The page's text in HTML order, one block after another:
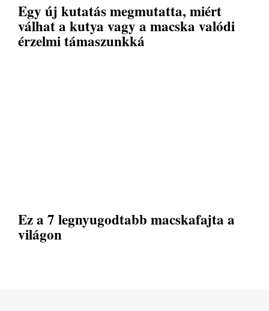
Egy új kutatás megmutatta, miért
válhat a kutya vagy a macska valódi
érzelmi támaszunkká
Ez a 7 legnyugodtabb macskafajta a
világon